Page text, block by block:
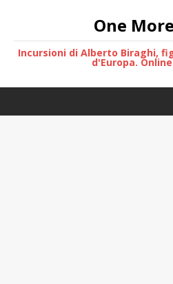
One
Incursioni di Alberto Biraghi,
d'Europa.